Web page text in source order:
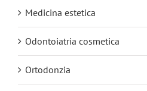
Medicina estetica
Odontoiatria cosmetica
Ortodonzia